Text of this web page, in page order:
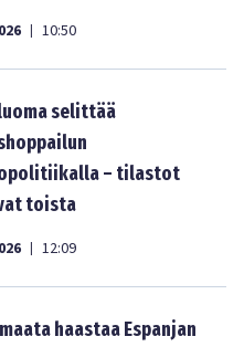
| 10:50
selittää
– tilastot
toista
| 12:09
haastaa Espanjan